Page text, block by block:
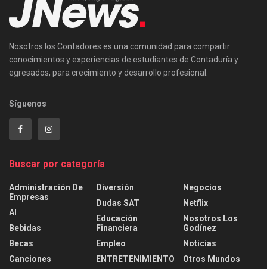
Nosotros los Contadores es una comunidad para compartir
conocimientos y experiencias de estudiantes de Contaduría y
egresados, para crecimiento y desarrollo profesional.
Síguenos
Buscar por categoría
Administración De
Empresas
AI
Bebidas
Becas
Canciones
Diversión
Dudas SAT
Educación
Financiera
Empleo
ENTRETENIMIENTO
Negocios
Netflix
Nosotros Los
Godínez
Noticias
Otros Mundos